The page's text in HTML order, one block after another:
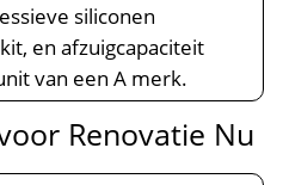
siliconen
en afzuigcapaciteit
van een A merk.​
Renovatie Nu